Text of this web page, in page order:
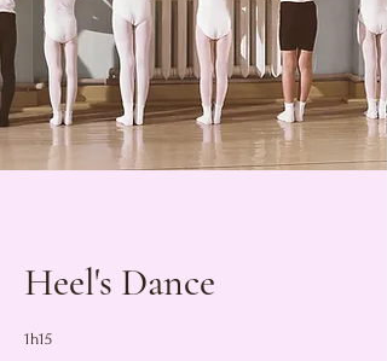
Heel's Dance
1h15